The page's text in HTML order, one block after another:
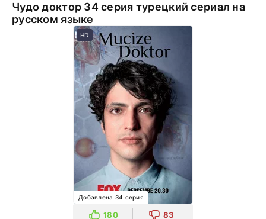
Чудо доктор 34 серия турецкий сериал на
русском языке
HD
Добавлена 34 серия
180 83